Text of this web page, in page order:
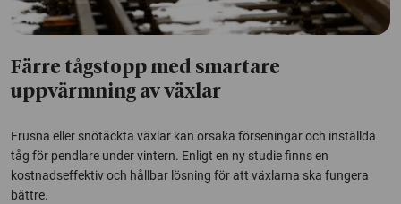
Färre tågstopp med smartare
uppvärmning av växlar
Frusna eller snötäckta växlar kan orsaka förseningar och inställda
tåg för pendlare under vintern. Enligt en ny studie finns en
kostnadseffektiv och hållbar lösning för att växlarna ska fungera
bättre.